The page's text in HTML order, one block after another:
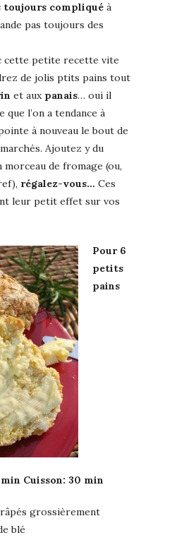
toujours compliqué à
pas toujours des
cette petite recette vite
de jolis ptits pains tout
et aux panais… oui il
que l’on a tendance à
à nouveau le bout de
Ajoutez y du
de fromage (ou,
régalez-vous… Ces
leur petit effet sur vos
Pour 6
petits
pains
Cuisson: 30 min
grossièrement
blé